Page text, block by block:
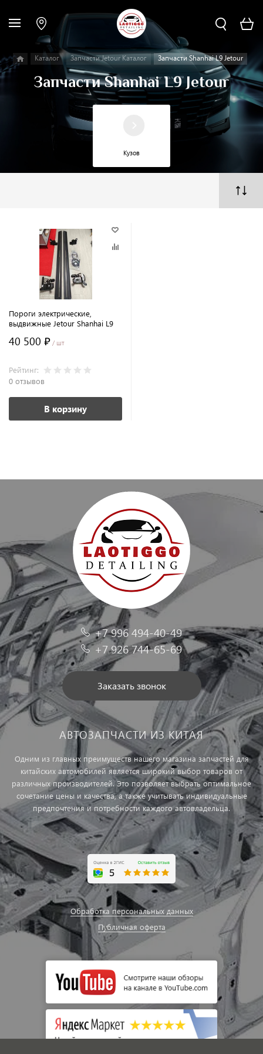
Каталог Запчасти Jetour Каталог Запчасти Shanhai L9 Jetour
Запчасти Shanhai L9 Jetour
Кузов
Пороги электрические,
выдвижные Jetour Shanhai L9
40 500 ₽ / шт
Рейтинг:
0 отзывов
В корзину
+7 996 494-40-49
+7 926 744-65-69
Заказать звонок
АВТОЗАПЧАСТИ ИЗ КИТАЯ
Одним из главных преимуществ нашего магазина запчастей для
китайских автомобилей является широкий выбор товаров от
различных производителей. Это позволяет выбрать оптимальное
сочетание цены и качества, а также учитывать индивидуальные
предпочтения и потребности каждого автовладельца.
Обработка персональных данных
Публичная оферта